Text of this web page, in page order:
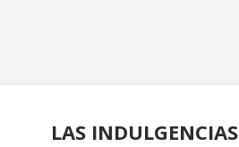
LAS INDULGENCIAS